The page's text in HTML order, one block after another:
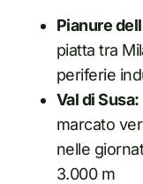
Pianure
piatta tra
periferie
Val di Susa:
marcato
nelle
3.000 m